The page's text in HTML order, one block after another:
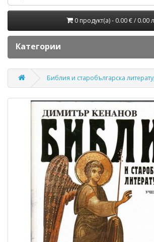
0 продукт(а) - 0.00 € / 0.00
Категории
Библия и старобългарска